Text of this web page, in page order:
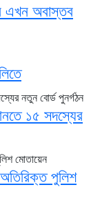
এখন অবাস্তব
১৫ সদস্যের
পুলিশ